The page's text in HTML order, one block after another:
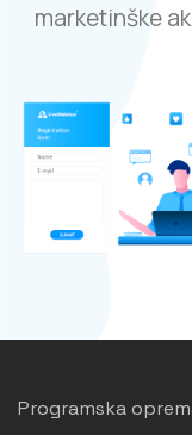
marketinške
Programska